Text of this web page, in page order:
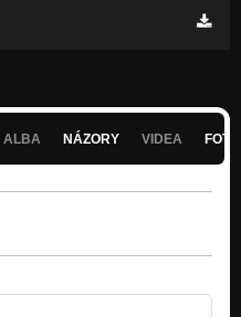
ALBA NÁZORY VIDEA